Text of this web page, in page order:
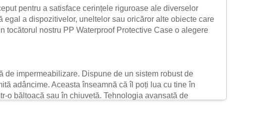
pentru a satisface cerințele riguroase ale diverselor
a dispozitivelor, uneltelor sau oricăror alte obiecte care
nostru PP Waterproof Protective Case o alegere
impermeabilizare. Dispune de un sistem robust de
adâncime. Aceasta înseamnă că îl poți lua cu tine în
o băltoacă sau în chiuvetă. Tehnologia avansată de